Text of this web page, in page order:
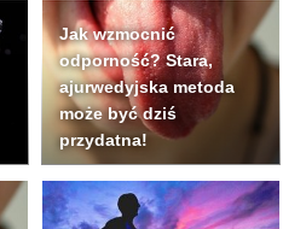
Jak wzmocnić
odporność? Stara,
ajurwedyjska metoda
może być dziś
przydatna!